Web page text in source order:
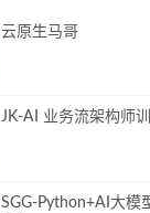
云原生马哥
JK-AI 业务流架构师
SGG-Python+AI大模